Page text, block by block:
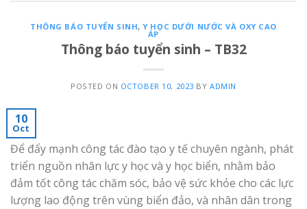
THÔNG BÁO TUYỂN SINH,Y HỌC DƯỚI NƯỚC VÀ OXY CAO
ÁP
Thông báo tuyển sinh – TB32
POSTED ON OCTOBER 10, 2023 BY ADMIN
10
Oct
Để đẩy mạnh công tác đào tạo y tế chuyên ngành, phát
triển nguồn nhân lực y học và y học biển, nhằm bảo
đảm tốt công tác chăm sóc, bảo vệ sức khỏe cho các lực
lượng lao động trên vùng biển đảo, và nhân dân trong